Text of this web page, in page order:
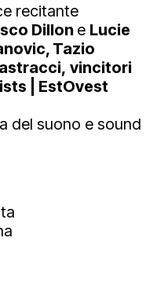
recitante
Dillon e Lucie
Tazio
vincitori
| EstOvest
del suono e sound